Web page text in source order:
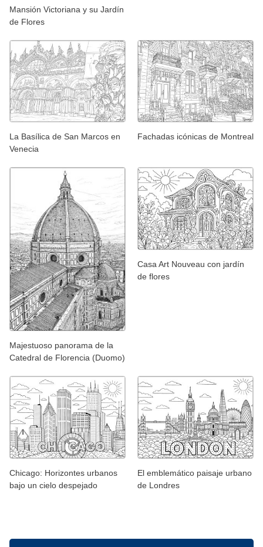
Mansión Victoriana y su Jardín
de Flores
La Basílica de San Marcos en
Venecia
Fachadas icónicas de Montreal
Majestuoso panorama de la
Catedral de Florencia (Duomo)
Casa Art Nouveau con jardín
de flores
Chicago: Horizontes urbanos
bajo un cielo despejado
El emblemático paisaje urbano
de Londres